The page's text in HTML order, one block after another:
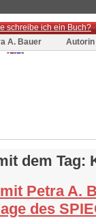
schreibe ich ein Buch?
A. Bauer Autorin
dem Tag:
Petra A.
des